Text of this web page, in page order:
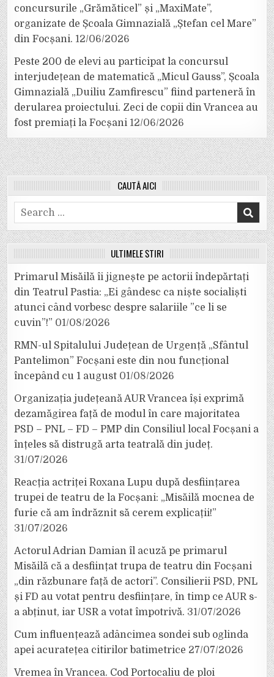
concursurile „Grămăticel” și „MaxiMate”,
organizate de Școala Gimnazială „Ștefan cel Mare”
din Focșani. 12/06/2026
Peste 200 de elevi au participat la concursul
interjudețean de matematică „Micul Gauss”, Școala
Gimnazială „Duiliu Zamfirescu” fiind parteneră în
derularea proiectului. Zeci de copii din Vrancea au
fost premiați la Focșani 12/06/2026
CAUTĂ AICI
Search
for:
ULTIMELE ȘTIRI
Primarul Misăilă îi jignește pe actorii îndepărtați
din Teatrul Pastia: „Ei gândesc ca niște socialiști
atunci când vorbesc despre salariile ”ce li se
cuvin”!” 01/08/2026
RMN-ul Spitalului Județean de Urgență „Sfântul
Pantelimon” Focșani este din nou funcțional
începând cu 1 august 01/08/2026
Organizația județeană AUR Vrancea își exprimă
dezamăgirea față de modul în care majoritatea
PSD – PNL – FD – PMP din Consiliul local Focșani a
înțeles să distrugă arta teatrală din județ.
31/07/2026
Reacția actriței Roxana Lupu după desființarea
trupei de teatru de la Focșani: „Misăilă mocnea de
furie că am îndrăznit să cerem explicații!”
31/07/2026
Actorul Adrian Damian îl acuză pe primarul
Misăilă că a desființat trupa de teatru din Focșani
„din răzbunare față de actori”. Consilierii PSD, PNL
și FD au votat pentru desființare, în timp ce AUR s-
a abținut, iar USR a votat împotrivă. 31/07/2026
Cum influențează adâncimea sondei sub oglinda
apei acuratețea citirilor batimetrice 27/07/2026
Vremea în Vrancea. Cod Portocaliu de ploi